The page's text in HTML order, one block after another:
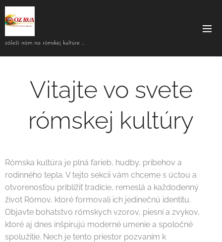
záleží nám na rómskej kultúre ...
Vitajte vo svete
rómskej kultúry
Rómska kultúra je plná farieb, hudby, príbehov a
rodinného tepla. V tejto sekcii vám chceme s úctou a
otvorenosťou priblížiť tradície, remeslá a každodenný
život Rómov, ktoré formovali ich jedinečnú identitu.
Objavte bohatstvo rómskych vzorov, piesní a zvykov,
ktoré aj dnes inšpirujú moderné umenie a spoločné
spolužitie. Nech je tento priestor pozvaním k